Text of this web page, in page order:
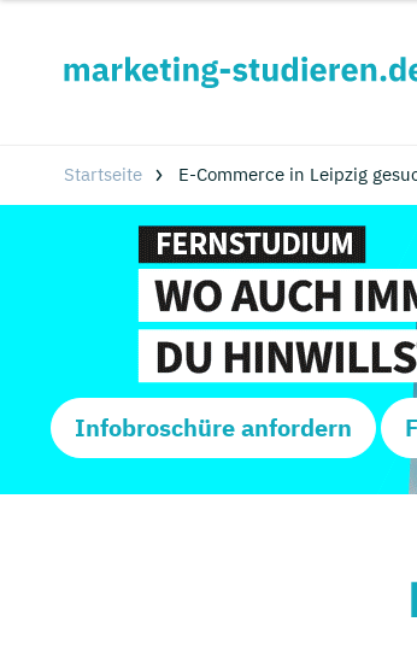
Startseite E-Commerce in Leipzig
Infobroschüre anfordern